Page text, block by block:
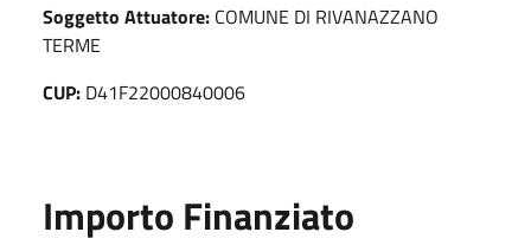
Soggetto Attuatore: COMUNE DI RIVANAZZANO
TERME
CUP: D41F22000840006
Importo Finanziato